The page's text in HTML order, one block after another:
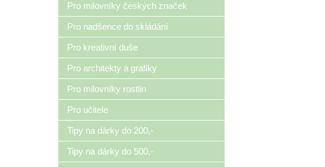
Pro milovníky českých značek
Pro nadšence do skládání
Pro kreativní duše
Pro architekty a grafiky
Pro milovníky rostlin
Pro učitele
Tipy na dárky do 200,-
Tipy na dárky do 500,-